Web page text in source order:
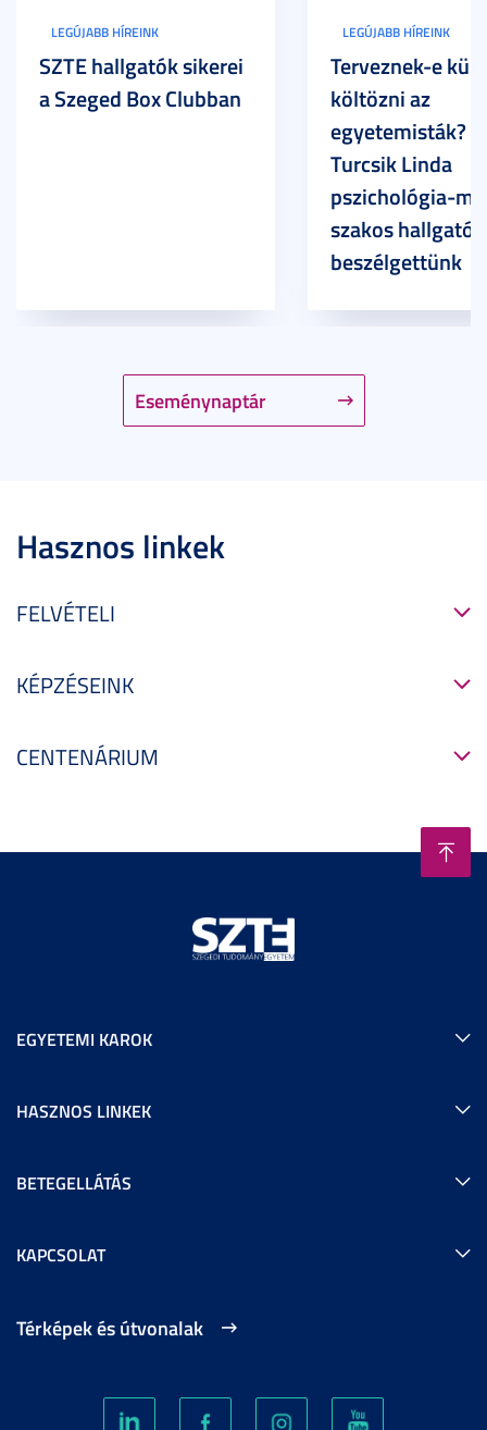
Eseménynaptár
LEGÚJABB HÍREINK
SZTE hallgatók sikerei
a Szeged Box Clubban
LEGÚJABB HÍREINK
Terveznek-e
költözni az
egyetemisták? –
Turcsik Linda
pszichológia-
szakos
beszélgettünk
Hasznos linkek
FELVÉTELI
KÉPZÉSEINK
CENTENÁRIUM
EGYETEMI KAROK
HASZNOS LINKEK
BETEGELLÁTÁS
KAPCSOLAT
Térképek és útvonalak